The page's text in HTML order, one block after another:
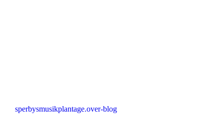
sperbysmusikplantage.over-blog